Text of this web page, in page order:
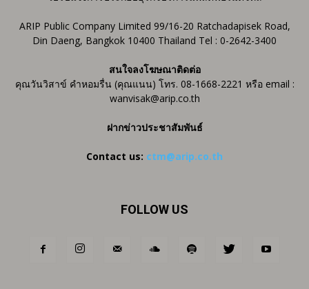
ARIP Public Company Limited 99/16-20 Ratchadapisek Road,
Din Daeng, Bangkok 10400 Thailand Tel : 0-2642-3400
สนใจลงโฆษณาติดต่อ
คุณวันวิสาข์ คำหอมรื่น (คุณแนน) โทร. 08-1668-2221 หรือ email :
wanvisak@arip.co.th
ฝากข่าวประชาสัมพันธ์
Contact us: ctm@arip.co.th
FOLLOW US